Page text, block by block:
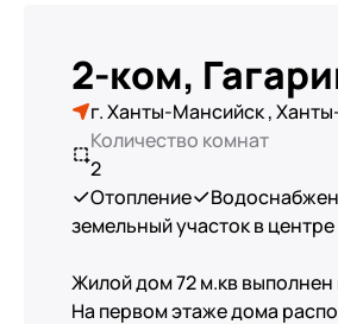
2-ком,
г. Ханты-Мансийск ,
Количество комнат
2
Отопление
земельный участок в
Жилой дом 72 м.кв
На первом этаже дома